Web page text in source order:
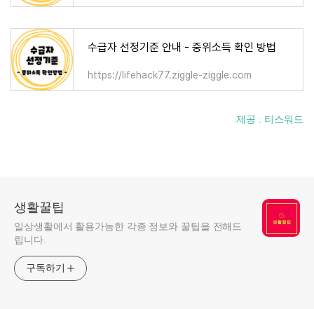
수급자 선정기준 안내 - 중위소득 확인 방법
https://lifehack77.ziggle-ziggle.com
제공 : 티스워드
생활꿀팁
일상생활에서 활용가능한 각종 정보와 꿀팁을 전해드
립니다.
구독하기